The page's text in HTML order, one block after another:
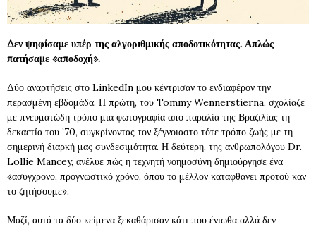
Δεν ψηφίσαμε υπέρ της αλγοριθμικής αποδοτικότητας. Απλώς
πατήσαμε «αποδοχή».
Δύο αναρτήσεις στο LinkedIn μου κέντρισαν το ενδιαφέρον την
περασμένη εβδομάδα. Η πρώτη, του Tommy Wennerstierna, σχολίαζε
με πνευματώδη τρόπο μια φωτογραφία από παραλία της Βραζιλίας τη
δεκαετία του ’70, συγκρίνοντας τον ξέγνοιαστο τότε τρόπο ζωής με τη
σημερινή διαρκή μας συνδεσιμότητα. Η δεύτερη, της ανθρωπολόγου Dr.
Lollie Mancey, ανέλυε πώς η τεχνητή νοημοσύνη δημιούργησε ένα
«ασύγχρονο, προγνωστικό χρόνο, όπου το μέλλον καταφθάνει προτού καν
το ζητήσουμε».
Μαζί, αυτά τα δύο κείμενα ξεκαθάρισαν κάτι που ένιωθα αλλά δεν